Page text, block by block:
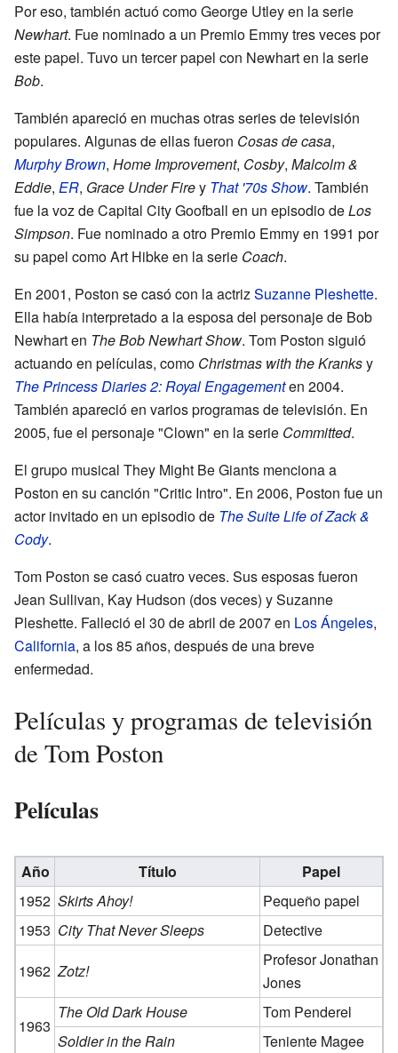
Por eso, también actuó como George Utley en la serie
Newhart. Fue nominado a un Premio Emmy tres veces por
este papel. Tuvo un tercer papel con Newhart en la serie
Bob.
También apareció en muchas otras series de televisión
populares. Algunas de ellas fueron Cosas de casa,
Murphy Brown, Home Improvement, Cosby, Malcolm &
Eddie, ER, Grace Under Firey That '70s Show. También
fue la voz de Capital City Goofball en un episodio deLos
Simpson. Fue nominado a otro Premio Emmy en 1991 por
su papel como Art Hibke en la serie Coach.
En 2001, Poston se casó con la actrizSuzanne Pleshette.
Ella había interpretado a la esposa del personaje de Bob
Newhart en The Bob Newhart Show. Tom Poston siguió
actuando en películas, como Christmas with the Kranksy
The Princess Diaries 2: Royal Engagementen 2004.
También apareció en varios programas de televisión. En
2005, fue el personaje "Clown" en la serie Committed.
El grupo musical They Might Be Giants menciona a
Poston en su canción "Critic Intro". En 2006, Poston fue un
actor invitado en un episodio de The Suite Life of Zack &
Cody.
Tom Poston se casó cuatro veces. Sus esposas fueron
Jean Sullivan, Kay Hudson (dos veces) y Suzanne
Pleshette. Falleció el 30 de abril de 2007 en Los Ángeles,
California, a los 85 años, después de una breve
enfermedad.
Películas y programas de televisión
de Tom Poston
Películas
Año Título
Papel
1952 Skirts Ahoy!
Pequeño papel
1953 City That Never Sleeps
Detective
1962 Zotz!
Profesor Jonathan
Jones
1963
The Old Dark House
Tom Penderel
Soldier in the Rain
Teniente Magee